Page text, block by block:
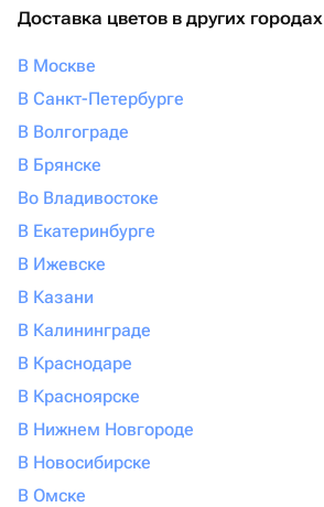
Доставка цветов в других городах
В Москве
В Санкт-Петербурге
В Волгограде
В Брянске
Во Владивостоке
В Екатеринбурге
В Ижевске
В Казани
В Калининграде
В Краснодаре
В Красноярске
В Нижнем Новгороде
В Новосибирске
В Омске